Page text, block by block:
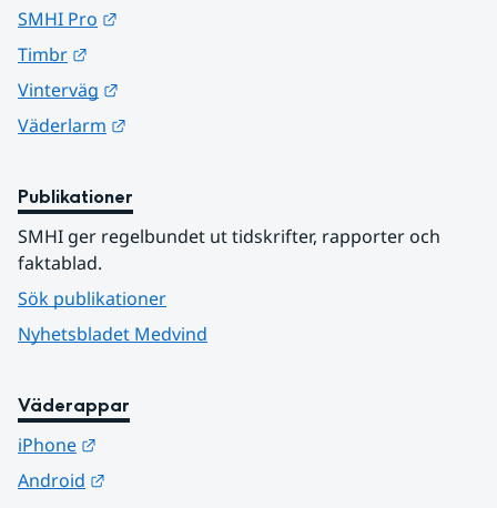
SMHI Pro
Timbr
Vinterväg
Väderlarm
Publikationer
SMHI ger regelbundet ut tidskrifter, rapporter och
faktablad.
Sök publikationer
Nyhetsbladet Medvind
Väderappar
iPhone
Android